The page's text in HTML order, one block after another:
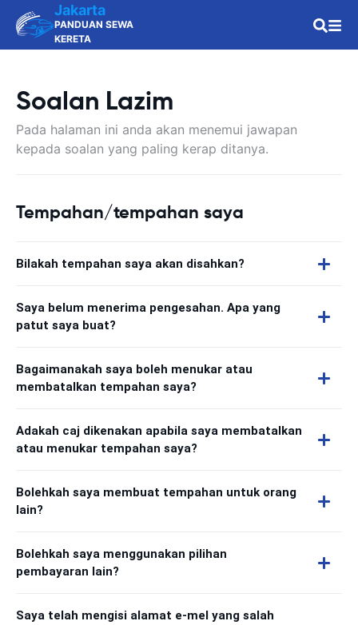
Jakarta
PANDUAN SEWA
KERETA
Soalan Lazim
Pada halaman ini anda akan menemui jawapan
kepada soalan yang paling kerap ditanya.
Tempahan/tempahan saya
Bilakah tempahan saya akan disahkan?
Saya belum menerima pengesahan. Apa yang
patut saya buat?
Bagaimanakah saya boleh menukar atau
membatalkan tempahan saya?
Adakah caj dikenakan apabila saya membatalkan
atau menukar tempahan saya?
Bolehkah saya membuat tempahan untuk orang
lain?
Bolehkah saya menggunakan pilihan
pembayaran lain?
Saya telah mengisi alamat e-mel yang salah